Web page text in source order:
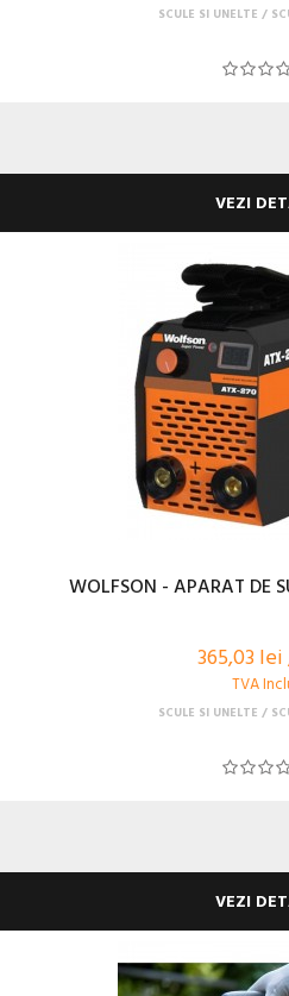
SCULE SI UNELTE
VEZI
WOLFSON - APARAT DE
365,03
TVA
SCULE SI UNELTE
VEZI